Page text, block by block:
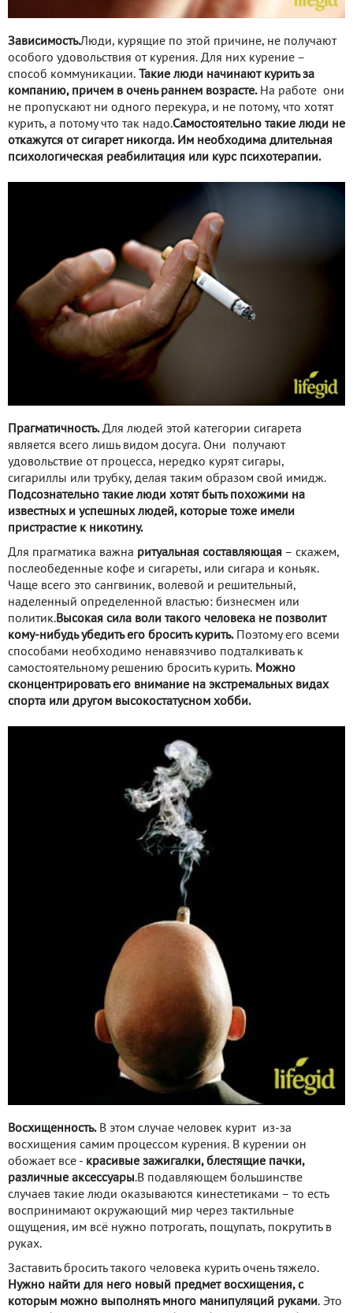
Зависимость.Люди, курящие по этой причине, не получают
особого удовольствия от курения. Для них курение –
способ коммуникации.
Такие люди начинают курить за
компанию, причем в очень раннем возрасте.На работе они
не пропускают ни одного перекура, и не потому, что хотят
курить, а потому что так надо.Самостоятельно такие люди не
откажутся от сигарет никогда. Им необходима длительная
психологическая реабилитация или курс психотерапии.
Прагматичность. Для людей этой категории сигарета
является всего лишь видом досуга. Они получают
удовольствие от процесса, нередко курят сигары,
сигариллы или трубку, делая таким образом свой имидж.
Подсознательно такие люди хотят быть похожими на
известных и успешных людей, которые тоже имели
пристрастие к никотину.
Для прагматика важна ритуальная составляющая – скажем,
послеобеденные кофе и сигареты, или сигара и коньяк.
Чаще всего это сангвиник, волевой и решительный,
наделенный определенной властью: бизнесмен или
политик.Высокая сила воли такого человека не позволит
кому-нибудь убедить его бросить курить.Поэтому его всеми
способами необходимо ненавязчиво подталкивать к
самостоятельному решению бросить курить. Можно
сконцентрировать его внимание на экстремальных видах
спорта или другом высокостатусном хобби.
Восхищенность. В этом случае человек курит из-за
восхищения самим процессом курения. В курении он
обожает все - красивые зажигалки, блестящие пачки,
различные аксессуары.В подавляющем большинстве
случаев такие люди оказываются кинестетиками – то есть
воспринимают окружающий мир через тактильные
ощущения, им всё нужно потрогать, пощупать, покрутить в
руках.
Заставить бросить такого человека курить очень тяжело.
Нужно найти для него новый предмет восхищения, с
которым можно выполнять много манипуляций руками. Это